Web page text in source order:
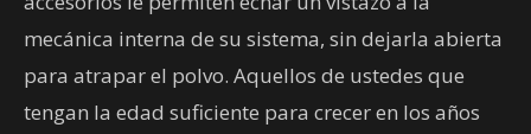
mecánica interna de su sistema, sin dejarla abierta
para atrapar el polvo. Aquellos de ustedes que
tengan la edad suficiente para crecer en los años